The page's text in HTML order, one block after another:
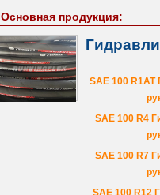
Основная продукция:
SAE 100 R1AT
SAE 100 R4
SAE 100 R7
SAE 100 R12